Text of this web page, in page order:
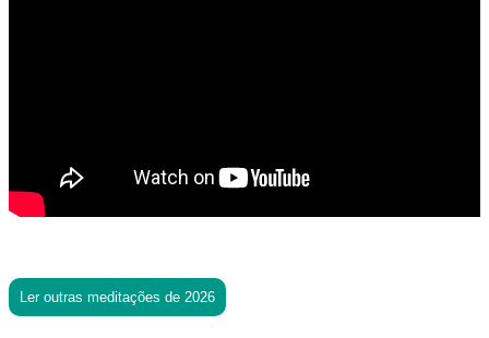
Ler outras meditações de 2026